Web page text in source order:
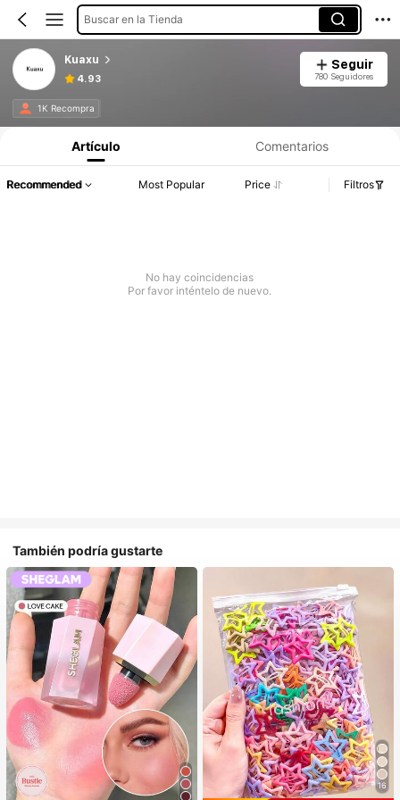
Buscar en la Tienda
Kuaxu
4.93
Seguir
780 Seguidores
1K Recompra
Artículo Comentarios
Recommended Most Popular Price Filtros
No hay coincidencias
Por favor inténtelo de nuevo.
También podría gustarte
16